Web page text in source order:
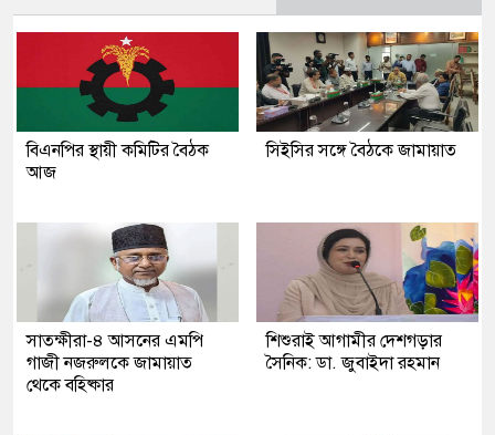
বিএনপির স্থায়ী কমিটির বৈঠক
আজ
সিইসির সঙ্গে বৈঠকে জামায়াত
সাতক্ষীরা-৪ আসনের এমপি
গাজী নজরুলকে জামায়াত
থেকে বহিষ্কার
শিশুরাই আগামীর দেশগড়ার
সৈনিক: ডা. জুবাইদা রহমান